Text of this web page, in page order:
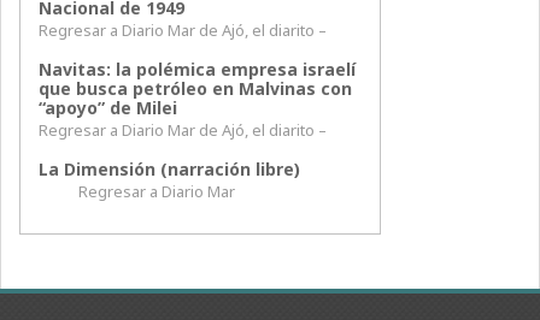
Nacional de 1949
Regresar a Diario Mar de Ajó, el diarito –
Navitas: la polémica empresa israelí
que busca petróleo en Malvinas con
“apoyo” de Milei
Regresar a Diario Mar de Ajó, el diarito –
La Dimensión (narración libre)
Regresar a Diario Mar